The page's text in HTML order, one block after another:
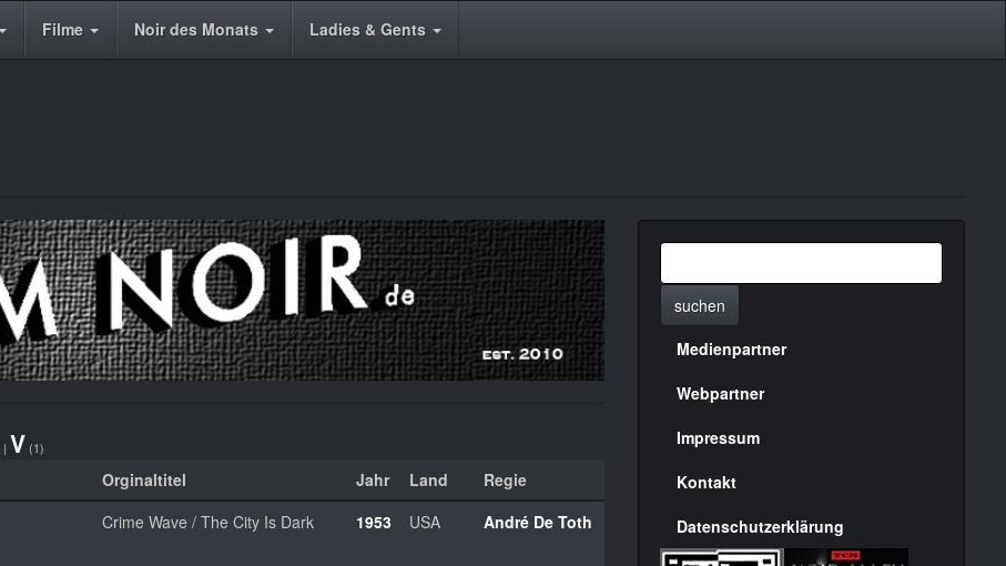
Filme Noir des Monats Ladies & Gents
| V (1)
Orginaltitel Jahr Land Regie
Crime Wave / The City Is Dark 1953 USA André De Toth
suchen
Menülinks
rechte
Seite
Medienpartner
Webpartner
Impressum
Kontakt
Datenschutzerklärung